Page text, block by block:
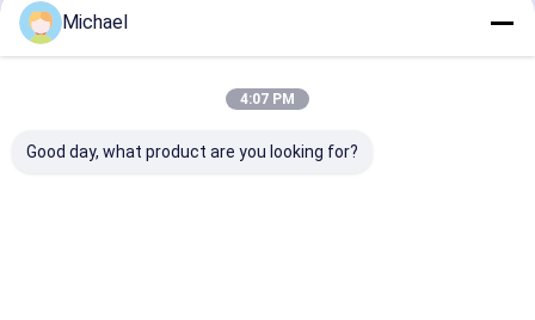
Rekomendasi Produk
Michael
4:07 PM
Good day, what product are you looking for?